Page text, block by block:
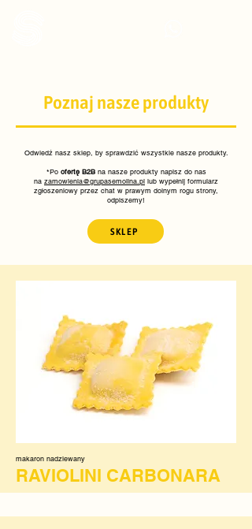
Poznaj nasze produkty
Odwiedź nasz sklep, by sprawdzić wszystkie nasze produkty.
*Po ofertę B2Bna nasze produkty napisz do nas
na zamowienia@grupasemolina.pl lub wypełnij formularz
zgłoszeniowy przez chat w prawym dolnym rogu strony,
odpiszemy!
SKLEP
makaron nadziewany
RAVIOLINI CARBONARA